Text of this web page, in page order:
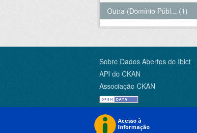
Outra (Domínio Públ... (1)
Sobre Dados Abertos do Ibict
API do CKAN
Associação CKAN